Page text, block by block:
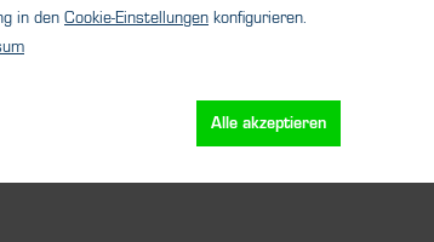
in den Cookie-Einstellungen konfigurieren.
Alle akzeptieren